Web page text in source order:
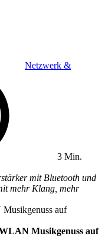
Netzwerk &
3 Min.
mit Bluetooth und
mehr Klang, mehr
auf
Musikgenuss auf